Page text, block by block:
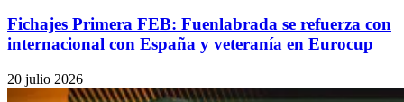
Fichajes Primera FEB: Fuenlabrada se refuerza con
internacional con España y veteranía en Eurocup
20 julio 2026